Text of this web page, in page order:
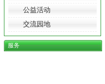
公益活动
交流园地
服务